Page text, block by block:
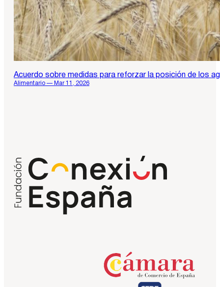
Acuerdo sobre medidas para reforzar la posición de los
Alimentario — Mar 11, 2026